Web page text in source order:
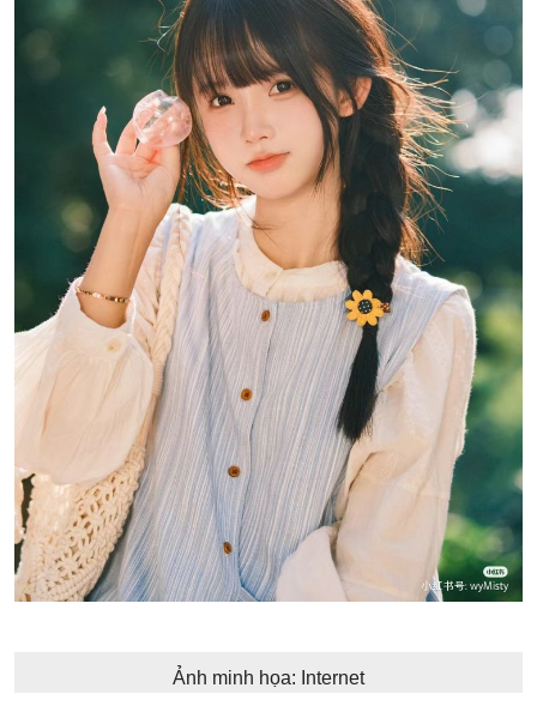
Ảnh minh họa: Internet